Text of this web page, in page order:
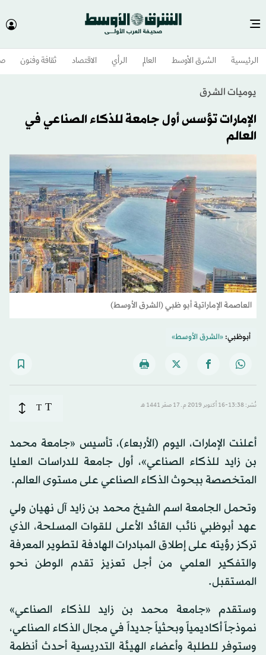
الرئيسية الشرق الأوسط​ العالم الرأي الاقتصاد ثقافة وفنون
يوميات الشرق
الإمارات تؤسس أول جامعة للذكاء الصناعي في
العالم
العاصمة الإماراتية أبو ظبي (الشرق الأوسط)
أبوظبي:«الشرق الأوسط»
نُشر: 13:38-16 أكتوبر 2019 م ـ 17 صفَر 1441 هـ T
T
أعلنت الإمارات، اليوم (الأربعاء)، تأسيس «جامعة محمد
بن زايد للذكاء الصناعي»، أول جامعة للدراسات العليا
المتخصصة ببحوث الذكاء الصناعي على مستوى العالم.
وتحمل الجامعة اسم الشيخ محمد بن زايد آل نهيان ولي
عهد أبوظبي نائب القائد الأعلى للقوات المسلحة، الذي
تركز رؤيته على إطلاق المبادرات الهادفة لتطوير المعرفة
والتفكير العلمي من أجل تعزيز تقدم الوطن نحو
المستقبل.
وستقدم «جامعة محمد بن زايد للذكاء الصناعي»
نموذجاً أكاديمياً وبحثياً جديداً في مجال الذكاء الصناعي،
وستوفر للطلبة وأعضاء الهيئة التدريسية أحدث أنظمة